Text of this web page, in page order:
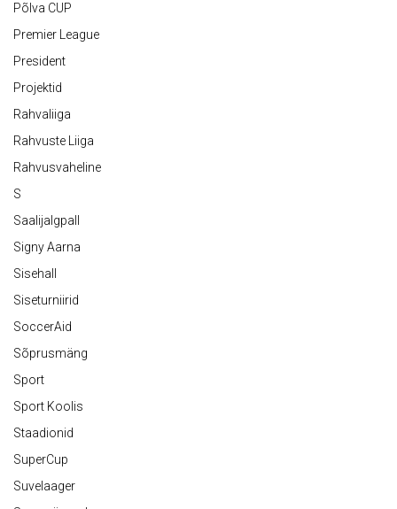
Põlva CUP
Premier League
President
Projektid
Rahvaliiga
Rahvuste Liiga
Rahvusvaheline
S
Saalijalgpall
Signy Aarna
Sisehall
Siseturniirid
SoccerAid
Sõprusmäng
Sport
Sport Koolis
Staadionid
SuperCup
Suvelaager